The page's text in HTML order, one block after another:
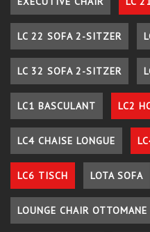
LC 22 SOFA 2-SITZER
LC 32 SOFA 2-SITZER
LC1 BASCULANT LC2
LC4 CHAISE LONGUE
LC6 TISCH LOTA SOFA
LOUNGE CHAIR OTTOMANE